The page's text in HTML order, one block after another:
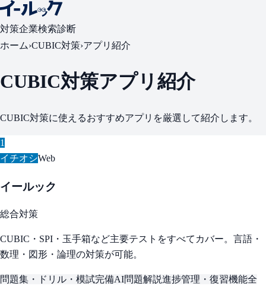
対策企業検索診断
ホーム›CUBIC対策›アプリ紹介
CUBIC対策アプリ紹介
CUBIC対策に使えるおすすめアプリを厳選して紹介します。
1
イチオシWeb
イールック
総合対策
CUBIC・SPI・玉手箱など主要テストをすべてカバー。言語・
数理・図形・論理の対策が可能。
問題集・ドリル・模試完備AI問題解説進捗管理・復習機能全